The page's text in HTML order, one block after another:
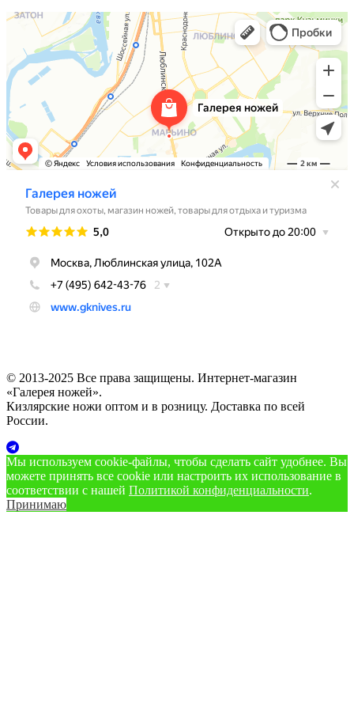
© 2013-2025 Все права защищены. Интернет-магазин
«Галерея ножей».
Кизлярские ножи оптом и в розницу. Доставка по всей
России.
Мы используем cookie‑файлы, чтобы сделать сайт удобнее. Вы
можете принять все cookie или настроить их использование в
соответствии с нашей Политикой конфиденциальности.
Принимаю